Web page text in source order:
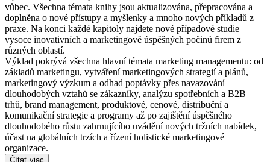
vůbec. Všechna témata knihy jsou aktualizována, přepracována a
doplněna o nové přístupy a myšlenky a mnoho nových příkladů z
praxe. Na konci každé kapitoly najdete nové případové studie
vysoce inovativních a marketingově úspěšných počinů firem z
různých oblastí.
Výklad pokrývá všechna hlavní témata marketing managementu: od
základů marketingu, vytváření marketingových strategií a plánů,
marketingový výzkum a odhad poptávky přes navazování
dlouhodobých vztahů se zákazníky, analýzu spotřebních a B2B
trhů, brand management, produktové, cenové, distribuční a
komunikační strategie a programy až po zajištění úspěšného
dlouhodobého růstu zahrnujícího uvádění nových tržních nabídek,
účast na globálních trzích a řízení holistické marketingové
organizace.
Čítať viac